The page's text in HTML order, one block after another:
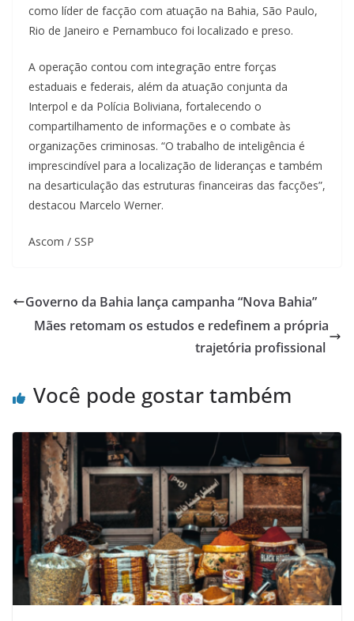
como líder de facção com atuação na Bahia, São Paulo,
Rio de Janeiro e Pernambuco foi localizado e preso.
A operação contou com integração entre forças
estaduais e federais, além da atuação conjunta da
Interpol e da Polícia Boliviana, fortalecendo o
compartilhamento de informações e o combate às
organizações criminosas. “O trabalho de inteligência é
imprescindível para a localização de lideranças e também
na desarticulação das estruturas financeiras das facções”,
destacou Marcelo Werner.
Ascom / SSP
Governo da Bahia lança campanha “Nova Bahia”
Mães retomam os estudos e redefinem a própria
trajetória profissional
Você pode gostar também